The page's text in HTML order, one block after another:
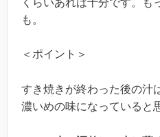
も。
＜ポイント＞
すき焼きが終わった後の汁
濃いめの味になっていると